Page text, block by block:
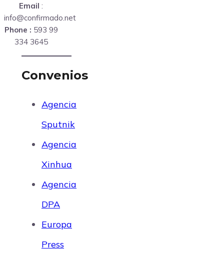
Email :
info@confirmado.net
Phone : 593 99
334 3645
Convenios
Agencia
Sputnik
Agencia
Xinhua
Agencia
DPA
Europa
Press